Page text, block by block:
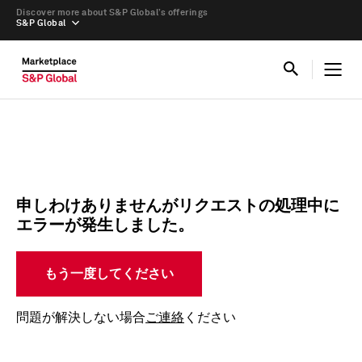
S&P Global
Discover more about S&P Global’s offerings
申しわけありませんがリクエストの処理中に
エラーが発生しました。
もう一度してください
問題が解決しない場合ご連絡 ください